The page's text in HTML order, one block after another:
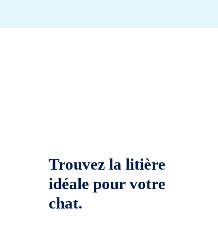
Trouvez la litière
idéale pour votre
chat.